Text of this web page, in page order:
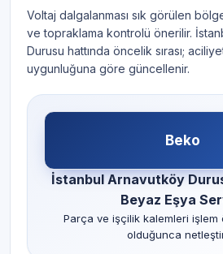
Voltaj dalgalanması sık görülen
ve topraklama kontrolü önerilir.
Durusu hattında öncelik sırası;
uygunluğuna göre güncellenir.
Beko
İstanbul Arnavutköy
Beyaz Eşya
Parça ve işçilik kalemleri işlem
olduğunca